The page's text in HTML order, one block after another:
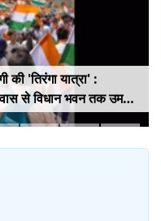
की 'तिरंगा यात्रा' :
से विधान भवन तक उमड़ा